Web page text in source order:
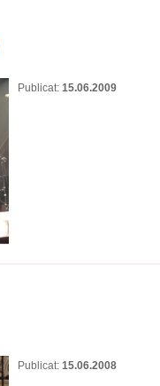
Publicat: 15.06.2009
Publicat: 15.06.2008